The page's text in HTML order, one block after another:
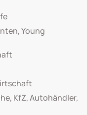
Young
KfZ, Autohändler,